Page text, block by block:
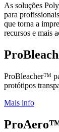
As soluções
para
que torna a
recursos e mais
ProBleacher™
protótipos
Mais info